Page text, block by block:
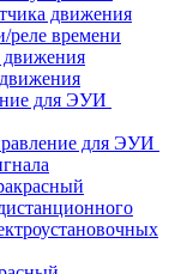
движения
реле времени
движения
для ЭУИ
для ЭУИ